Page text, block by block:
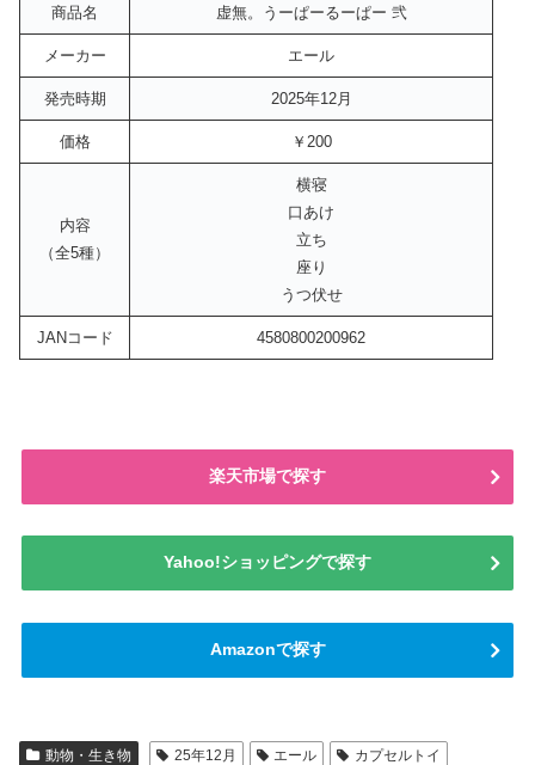
商品名 虚無。うーぱーるーぱー 弐
メーカー エール
発売時期 2025年12月
価格 ￥200
内容
（全5種）
横寝
口あけ
立ち
座り
うつ伏せ
JANコード 4580800200962
楽天市場で探す
Yahoo!ショッピングで探す
Amazonで探す
動物・生き物 25年12月 エール カプセルトイ